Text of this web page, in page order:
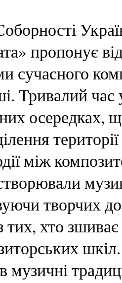
пропонує
сучасного
Тривалий час
осередках,
між
творчих
тих, хто
музичні